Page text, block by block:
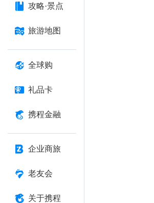
攻略·景点
旅游地图
全球购
礼品卡
携程金融
企业商旅
老友会
关于携程